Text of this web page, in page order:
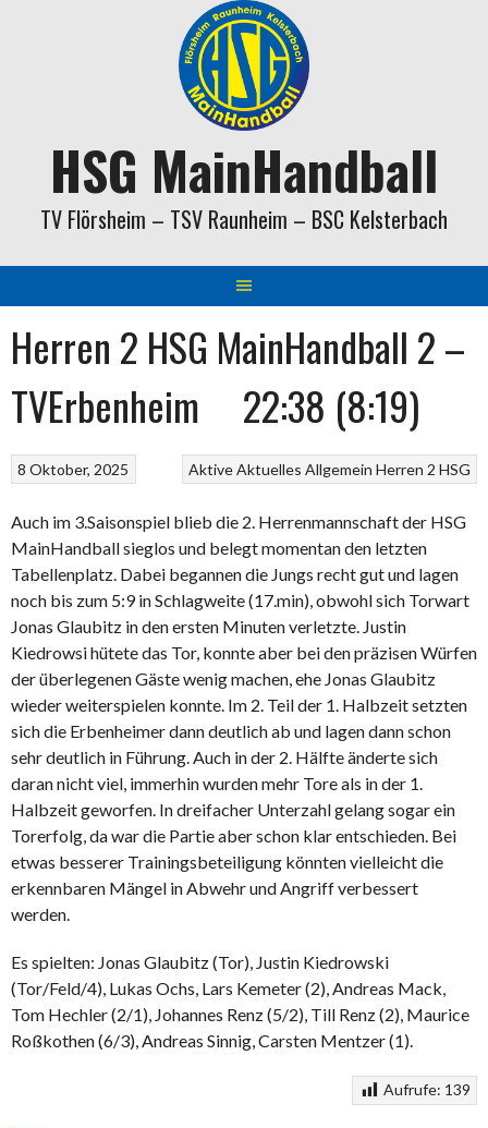
HSG MainHandball
TV Flörsheim – TSV Raunheim – BSC Kelsterbach
Herren 2 HSG MainHandball 2 –
TVErbenheim 22:38 (8:19)
AktiveAktuelles Allgemein Herren 2 HSG
8 Oktober, 2025
Auch im 3.Saisonspiel blieb die 2. Herrenmannschaft der HSG
MainHandball sieglos und belegt momentan den letzten
Tabellenplatz. Dabei begannen die Jungs recht gut und lagen
noch bis zum 5:9 in Schlagweite (17.min), obwohl sich Torwart
Jonas Glaubitz in den ersten Minuten verletzte. Justin
Kiedrowsi hütete das Tor, konnte aber bei den präzisen Würfen
der überlegenen Gäste wenig machen, ehe Jonas Glaubitz
wieder weiterspielen konnte. Im 2. Teil der 1. Halbzeit setzten
sich die Erbenheimer dann deutlich ab und lagen dann schon
sehr deutlich in Führung. Auch in der 2. Hälfte änderte sich
daran nicht viel, immerhin wurden mehr Tore als in der 1.
Halbzeit geworfen. In dreifacher Unterzahl gelang sogar ein
Torerfolg, da war die Partie aber schon klar entschieden. Bei
etwas besserer Trainingsbeteiligung könnten vielleicht die
erkennbaren Mängel in Abwehr und Angriff verbessert
werden.
Es spielten: Jonas Glaubitz (Tor), Justin Kiedrowski
(Tor/Feld/4), Lukas Ochs, Lars Kemeter (2), Andreas Mack,
Tom Hechler (2/1), Johannes Renz (5/2), Till Renz (2), Maurice
Roßkothen (6/3), Andreas Sinnig, Carsten Mentzer (1).
Aufrufe: 139